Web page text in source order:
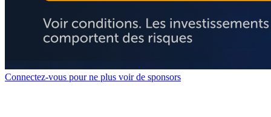
Connectez-vous pour ne plus voir de sponsors